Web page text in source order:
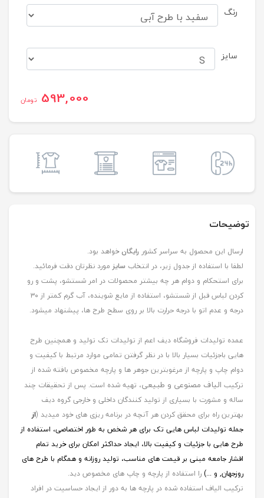
رنگ
سایز
593,000 تومان
توضیحات
ارسال این محصول به سراسر کشور رایگانخواهد بود.
لطفا با استفاده از جدول زیر، در انتخاب سایز مورد نظرتان دقت فرمائید.
برای استحکام و دوام هر چه بیشتر محصولات در امر شستشو، پشت و رو
کردن لباس قبل از شستشو، استفاده از مایع شوینده، آب گرم کمتر از ۳۰
درجه و عدم اتو با درجه حرارت بالا بر روی سطح طرح ها، پیشنهاد میشود.
عمده تولیدات فروشگاه دیف اعم از تولیدات تک تولید و همچنین طرح
هایی باجزئیات بسیار بالا با در نظر گرفتن تمامی موارد مرتبط با کیفیت و
دوام چاپ و پارچه از مرغوبترین جوهر ها و پارچه مخصوص بافته شده از
ترکیب الیاف مصنوعی و طبیعی، تهیه شده است. پس از تحقیقات چند
ساله و مشورت با بسیاری از تولید کنندگان داخلی و خارجی گروه دیف
بهترین راه برای محقق کردن هر آنچه در برنامه ریزی های خود میدید (از
جمله تولیدات لباس هایی تک برای هر شخص به طور اختصاصی، استفاده از
طرح هایی با جزئیات و کیفیت بالا، ایجاد حداکثر امکان برای خرید تمام
اقشار جامعه مبنی بر قیمت های مناسب، تولید روزانه و همگام با طرح های
روزجهان, و ...)را استفاده از پارچه و چاپ های مخصوص دید.
ترکیب الیاف استفاده شده در پارچه ها به دور از ایجاد حساسیت در افراد